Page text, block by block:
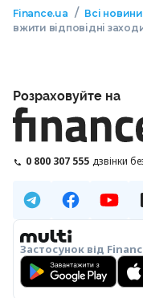
Finance.ua / Всі новини
вжити відповідні
Розраховуйте на
0 800 307 555 дзвінки
Застосунок від